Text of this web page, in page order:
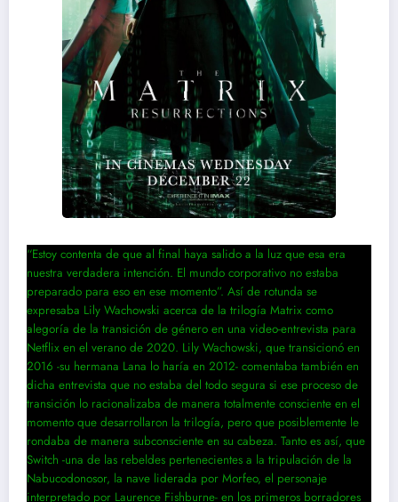
“Estoy contenta de que al final haya salido a la luz que esa era
nuestra verdadera intención. El mundo corporativo no estaba
preparado para eso en ese momento”. Así de rotunda se
expresaba Lily Wachowski acerca de la trilogía Matrix como
alegoría de la transición de género en una video-entrevista para
Netflix en el verano de 2020. Lily Wachowski, que transicionó en
2016 -su hermana Lana lo haría en 2012- comentaba también en
dicha entrevista que no estaba del todo segura si ese proceso de
transición lo racionalizaba de manera totalmente consciente en el
momento que desarrollaron la trilogía, pero que posiblemente le
rondaba de manera subconsciente en su cabeza. Tanto es así, que
Switch -una de las rebeldes pertenecientes a la tripulación de la
Nabucodonosor, la nave liderada por Morfeo, el personaje
interpretado por Laurence Fishburne- en los primeros borradores